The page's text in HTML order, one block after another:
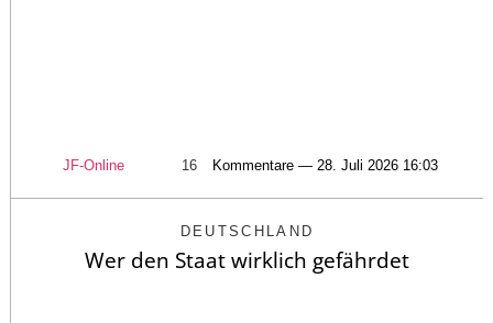
JF-Online 16 Kommentare — 28. Juli 2026 16:03
DEUTSCHLAND
Wer den Staat wirklich gefährdet